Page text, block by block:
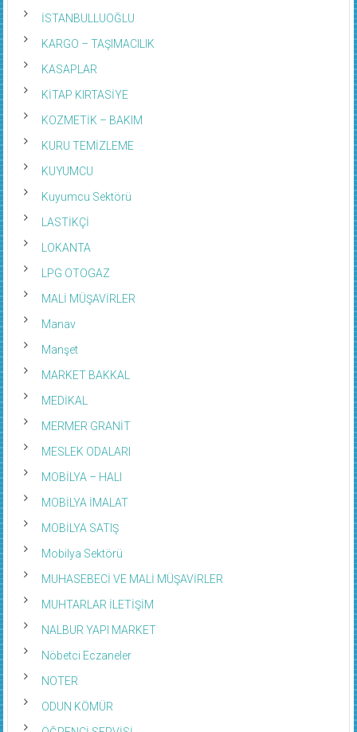
İSTANBULLUOĞLU
KARGO – TAŞIMACILIK
KASAPLAR
KİTAP KIRTASİYE
KOZMETİK – BAKIM
KURU TEMİZLEME
KUYUMCU
Kuyumcu Sektörü
LASTİKÇİ
LOKANTA
LPG OTOGAZ
MALİ MÜŞAVİRLER
Manav
Manşet
MARKET BAKKAL
MEDİKAL
MERMER GRANİT
MESLEK ODALARI
MOBİLYA – HALI
MOBİLYA İMALAT
MOBİLYA SATIŞ
Mobilya Sektörü
MUHASEBECİ VE MALİ MÜŞAVİRLER
MUHTARLAR İLETİŞİM
NALBUR YAPI MARKET
Nöbetci Eczaneler
NOTER
ODUN KÖMÜR